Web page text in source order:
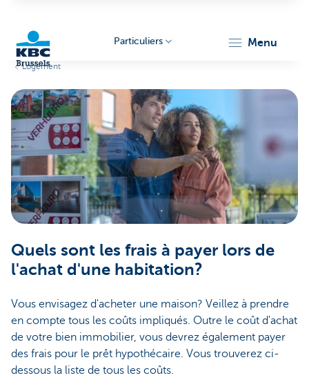
Brussels
Particuliers menu
Logement
Quels sont les frais à payer lors de
l'achat d'une habitation?
Vous envisagez d'acheter une maison? Veillez à prendre
en compte tous les coûts impliqués. Outre le coût d'achat
de votre bien immobilier, vous devrez également payer
des frais pour le prêt hypothécaire. Vous trouverez ci-
dessous la liste de tous les coûts.